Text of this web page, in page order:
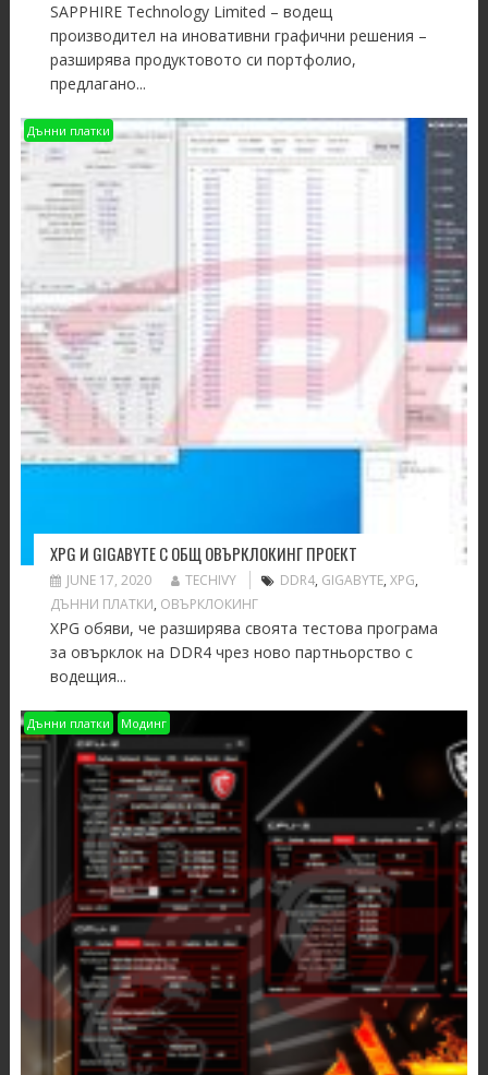
SAPPHIRE Technology Limited – водещ
производител на иновативни графични решения –
разширява продуктовото си портфолио,
предлагано...
Дънни платки
XPG И GIGABYTE С ОБЩ ОВЪРКЛОКИНГ ПРОЕКТ
JUNE 17, 2020 TECHIVY DDR4, GIGABYTE, XPG,
ДЪННИ ПЛАТКИ, ОВЪРКЛОКИНГ
XPG обяви, че разширява своята тестова програма
за овърклок на DDR4 чрез ново партньорство с
водещия...
Дънни платки Модинг